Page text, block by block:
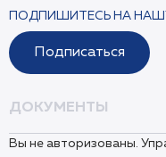
ДОКУМЕНТЫ
Вы не авторизованы.
ПОДПИШИТЕСЬ НА
Подписаться